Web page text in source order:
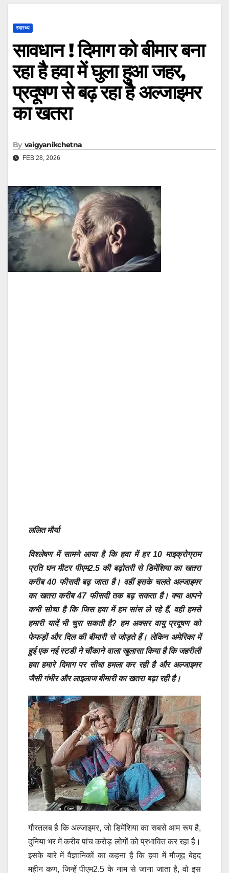
स्वास्थ्य
सावधान ! दिमाग को बीमार बना
रहा है हवा में घुला हुआ जहर,
प्रदूषण से बढ़ रहा है अल्जाइमर
का खतरा
By vaigyanikchetna
FEB 28, 2026
ललित मौर्या
विश्लेषण में सामने आया है कि हवा में हर 10 माइक्रोग्राम
प्रति घन मीटर पीएम2.5 की बढ़ोतरी से डिमेंशिया का खतरा
करीब 40 फीसदी बढ़ जाता है। वहीं इसके चलते अल्जाइमर
का खतरा करीब 47 फीसदी तक बढ़ सकता है। क्या आपने
कभी सोचा है कि जिस हवा में हम सांस ले रहे हैं, वही हमसे
हमारी यादें भी चुरा सकती है? हम अक्सर वायु प्रदूषण को
फेफड़ों और दिल की बीमारी से जोड़ते हैं। लेकिन अमेरिका में
हुई एक नई स्टडी ने चौंकाने वाला खुलासा किया है कि जहरीली
हवा हमारे दिमाग पर सीधा हमला कर रही है और अल्जाइमर
जैसी गंभीर और लाइलाज बीमारी का खतरा बढ़ा रही है।
गौरतलब है कि अल्जाइमर, जो डिमेंशिया का सबसे आम रूप है,
दुनिया भर में करीब पांच करोड़ लोगों को प्रभावित कर रहा है।
इसके बारे में वैज्ञानिकों का कहना है कि हवा में मौजूद बेहद
महीन कण, जिन्हें पीएम2.5 के नाम से जाना जाता है, वो इस